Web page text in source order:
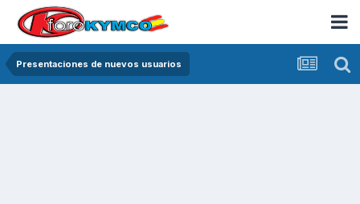
Presentaciones de nuevos usuarios